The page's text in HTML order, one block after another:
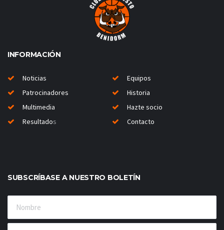
INFORMACIÓN
Noticias
Equipos
Patrocinadores
Historia
Multimedia
Hazte socio
Resultados Contacto
SUBSCRÍBASE A NUESTRO BOLETÍN